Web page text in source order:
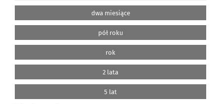
dwa miesiące
pół roku
rok
2 lata
5 lat